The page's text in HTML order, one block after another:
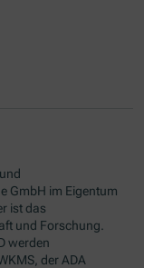
GmbH im Eigentum
ist das
und Forschung.
werden
der ADA